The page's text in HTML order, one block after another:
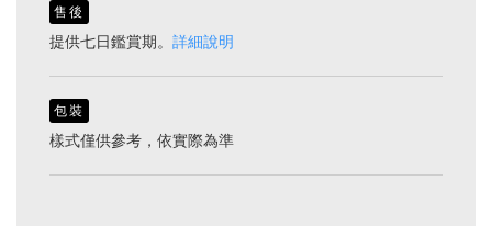
售後
提供七日鑑賞期。 詳細說明
包裝
樣式僅供參考，依實際為準